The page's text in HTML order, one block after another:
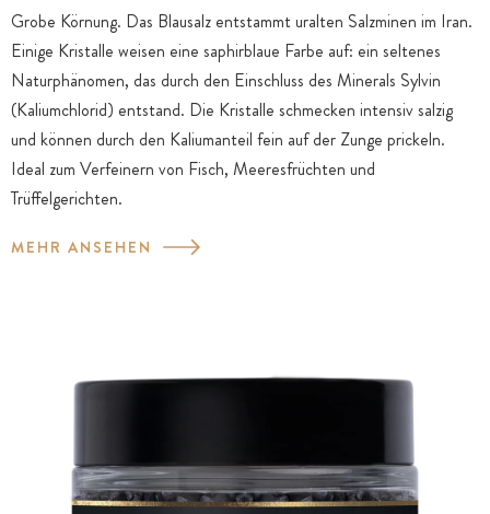
Grobe Körnung. Das Blausalz entstammt uralten Salzminen im Iran.
Einige Kristalle weisen eine saphirblaue Farbe auf: ein seltenes
Naturphänomen, das durch den Einschluss des Minerals Sylvin
(Kaliumchlorid) entstand. Die Kristalle schmecken intensiv salzig
und können durch den Kaliumanteil fein auf der Zunge prickeln.
Ideal zum Verfeinern von Fisch, Meeresfrüchten und
Trüffelgerichten.
MEHR ANSEHEN